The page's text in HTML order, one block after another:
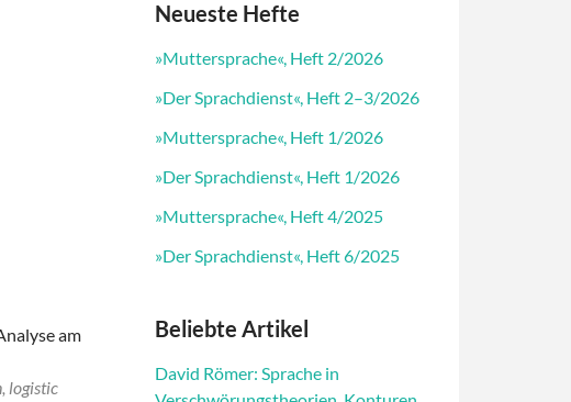
am
logistic
Neueste Hefte
»Muttersprache«, Heft 2/2026
»Der Sprachdienst«, Heft 2–3/2026
»Muttersprache«, Heft 1/2026
»Der Sprachdienst«, Heft 1/2026
»Muttersprache«, Heft 4/2025
»Der Sprachdienst«, Heft 6/2025
Beliebte Artikel
David Römer: Sprache in